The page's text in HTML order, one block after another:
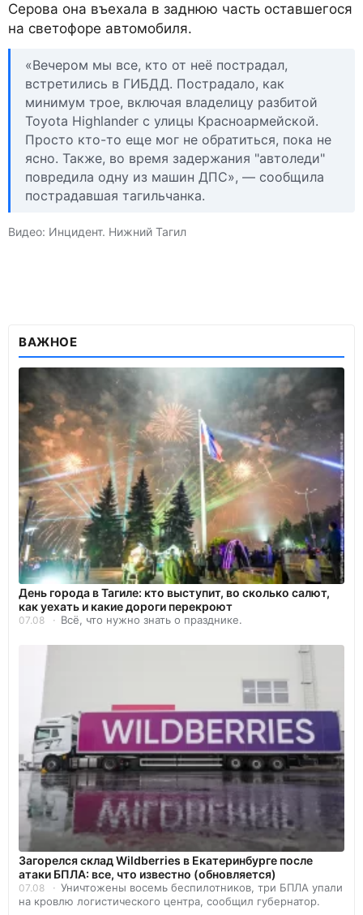
Серова она въехала в заднюю часть оставшегося
на светофоре автомобиля.
«Вечером мы все, кто от неё пострадал,
встретились в ГИБДД. Пострадало, как
минимум трое, включая владелицу разбитой
Toyota Highlander с улицы Красноармейской.
Просто кто-то еще мог не обратиться, пока не
ясно. Также, во время задержания "автоледи"
повредила одну из машин ДПС», — сообщила
пострадавшая тагильчанка.
Видео: Инцидент. Нижний Тагил
ВАЖНОЕ
День города в Тагиле: кто выступит, во сколько салют,
как уехать и какие дороги перекроют
07.08 Всё, что нужно знать о празднике.
Загорелся склад Wildberries в Екатеринбурге после
атаки БПЛА: все, что известно (обновляется)
07.08
Уничтожены восемь беспилотников, три БПЛА упали
на кровлю логистического центра, сообщил губернатор.